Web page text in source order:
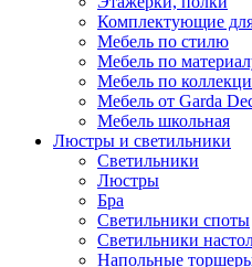
Комплектующие
Мебель по стилю
Мебель по
Мебель по
Мебель от Garda
Мебель школьная
Люстры и светильники
Светильники
Люстры
Бра
Светильники споты
Светильники
Напольные